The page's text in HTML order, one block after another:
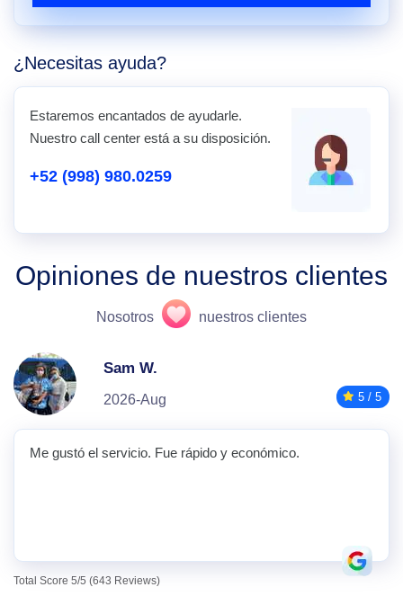
¿Necesitas ayuda?
Estaremos encantados de ayudarle.
Nuestro call center está a su disposición.
+52 (998) 980.0259
Opiniones de nuestros clientes
Nosotros nuestros clientes
Sam W.
2026-Aug 5 / 5
Me gustó el servicio. Fue rápido y económico.
Total Score 5/5 (643 Reviews)